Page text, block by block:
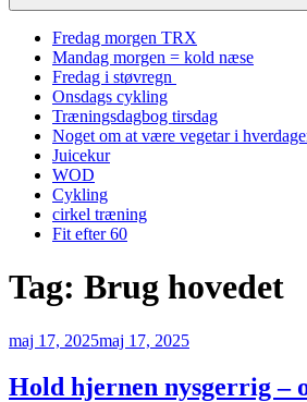
Fredag morgen TRX
Mandag morgen = kold næse
Fredag i støvregn
Onsdags cykling
Træningsdagbog tirsdag
Noget om at være vegetar i
Juicekur
WOD
Cykling
cirkel træning
Fit efter 60
Tag: Brug hovedet
Udgivet
maj 17, 2025maj 17, 2025
Hold hjernen nysgerrig –